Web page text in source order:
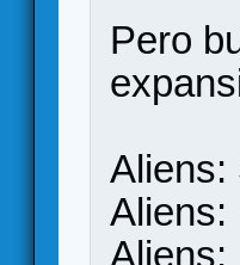
Pero
Aliens:
Aliens:
Aliens: